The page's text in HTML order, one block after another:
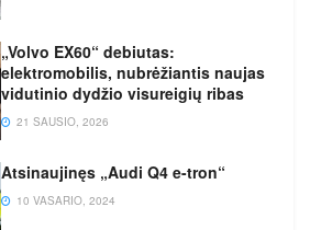
„Volvo EX60“ debiutas:
elektromobilis, nubrėžiantis naujas
vidutinio dydžio visureigių ribas
21 SAUSIO, 2026
Atsinaujinęs „Audi Q4 e-tron“
10 VASARIO, 2024